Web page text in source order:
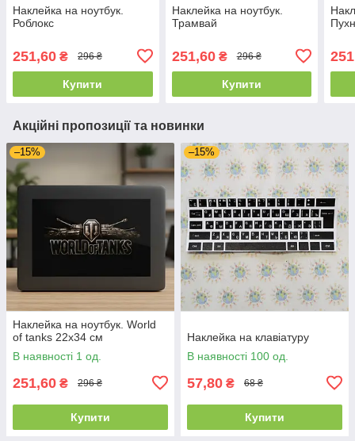
Наклейка на ноутбук.
Роблокс
251,60 ₴ 296 ₴
Купити
Наклейка на ноутбук.
Трамвай
251,60₴ 296 ₴
Купити
Акційні пропозиції та новинки
–15%
Наклейка на ноутбук. World
of tanks 22х34 см
В наявності 1 од.
251,60 ₴ 296 ₴
Купити
–15%
Наклейка на клавіатуру
В наявності 100 од.
57,80 ₴ 68 ₴
Купити